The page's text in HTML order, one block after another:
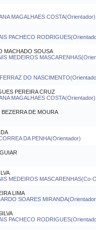
MAGALHAES COSTA(Orientador)
PACHECO
MACHADO SOUSA
MEDEIROS
DO
PEREIRA CRUZ
MAGALHAES COSTA(Orientador)
DE MOURA
DA PENHA(Orientador)
MEDEIROS MASCARENHAS(Co-
LIMA
SOARES
PACHECO